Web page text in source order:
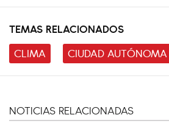
TEMAS RELACIONADOS
CLIMA
CIUDAD AUTÓNOMA
NOTICIAS RELACIONADAS